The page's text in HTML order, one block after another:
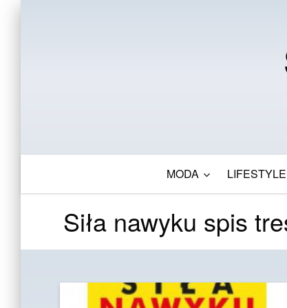
MODA LIFESTYLE
Siła nawyku spis